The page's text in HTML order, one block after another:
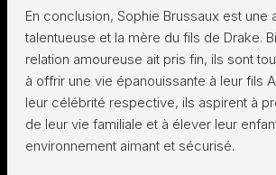
En conclusion, Sophie Brussaux est une
talentueuse et la mère du fils de Drake.
relation amoureuse ait pris fin, ils sont
à offrir une vie épanouissante à leur fils
leur célébrité respective, ils aspirent à
de leur vie familiale et à élever leur
environnement aimant et sécurisé.